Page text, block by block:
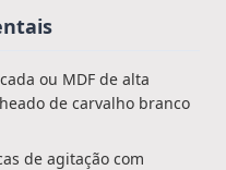
ou MDF de alta
de carvalho branco
de agitação com